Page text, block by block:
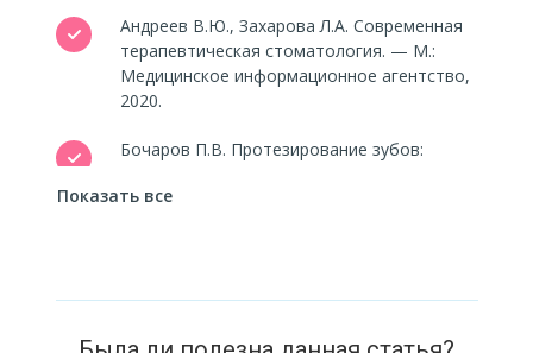
Андреев В.Ю., Захарова Л.А. Современная
терапевтическая стоматология. — М.:
Медицинское информационное агентство,
2020.
Бочаров П.В. Протезирование зубов:
2019.
ГЭОТАР-Медиа, 2018.
Ершова Н.А. Эстетическая стоматология
Показать все